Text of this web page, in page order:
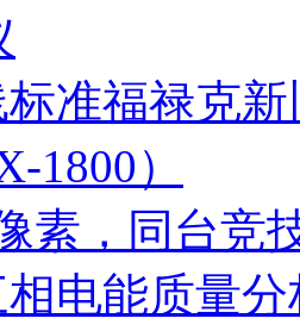
准福禄克
1800）
素，同台竞
电能质量